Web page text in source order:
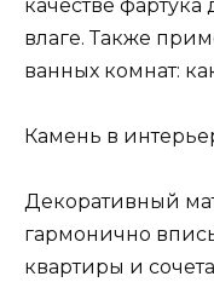
качестве
влаге. Также
ванных комнат:
Камень в
Декоративный
гармонично
квартиры и